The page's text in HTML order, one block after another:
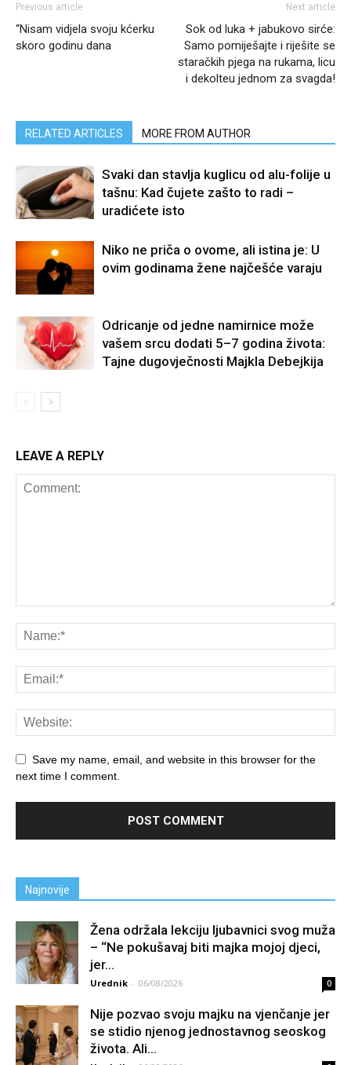
Previous article
“Nisam vidjela svoju kćerku
skoro godinu dana
Next article
Sok od luka + jabukovo sirće:
Samo pomiješajte i riješite se
staračkih pjega na rukama, licu
i dekolteu jednom za svagda!
RELATED ARTICLES MORE FROM AUTHOR
Svaki dan stavlja kuglicu od alu-folije u
tašnu: Kad čujete zašto to radi –
uradićete isto
Niko ne priča o ovome, ali istina je: U
ovim godinama žene najčešće varaju
Odricanje od jedne namirnice može
vašem srcu dodati 5–7 godina života:
Tajne dugovječnosti Majkla Debejkija
LEAVE A REPLY
Save my name, email, and website in this browser for the
next time I comment.
Najnovije
Žena održala lekciju ljubavnici svog muža
– “Ne pokušavaj biti majka mojoj djeci,
jer...
Urednik - 06/08/2026 0
Nije pozvao svoju majku na vjenčanje jer
se stidio njenog jednostavnog seoskog
života. Ali...